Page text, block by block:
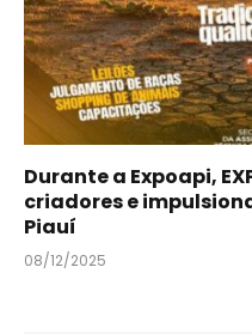
Durante a Expoapi,
criadores e
Piauí
08/12/2025